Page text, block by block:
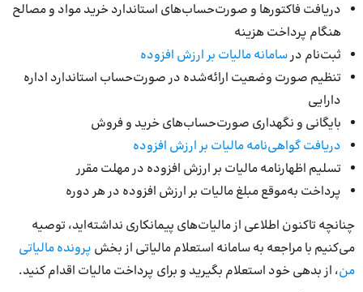
دریافت فاکتورها و صورت‌حساب‌های استاندارد خرید مواد و مصالح
هنگام پرداخت هزینه
ثبت‌نام درسامانه مالیات بر ارزش افزوده
تنظیم صورت وضعیت ارائه‌شده در صورت‌حساب استاندارد اداره
دارایی
بایگانی و نگهداری صورت‌حساب‌های خرید و فروش
دریافت گواهی‌نامه مالیات بر ارزش افزوده
تسلیم اظهارنامه مالیات بر ارزش افزوده در مهلت مقرر
پرداخت به‌موقع مبلغ مالیات بر ارزش افزوده در هر دوره
چنانچه تاکنون اطلاعی از مالیات‌های پیمانکاری نداشته‌اید، توصیه
می‌کنیم با مراجعه به سامانه استعلام مالیاتی از بخش پرونده مالیاتی
من، از بدهی خود استعلام بگیرید و برای پرداخت مالیات اقدام کنید.